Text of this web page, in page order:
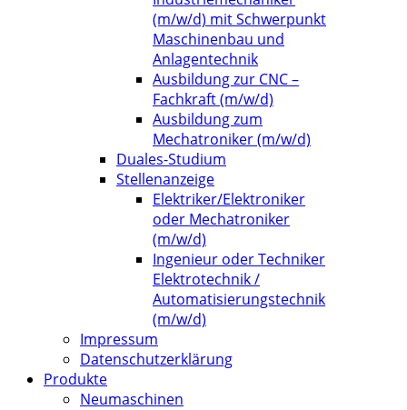
(m/w/d) mit Schwerpunkt
Maschinenbau und
Anlagentechnik
Ausbildung zur CNC –
Fachkraft (m/w/d)
Ausbildung zum
Mechatroniker (m/w/d)
Duales-Studium
Stellenanzeige
Elektriker/Elektroniker
oder Mechatroniker
(m/w/d)
Ingenieur oder Techniker
Elektrotechnik /
Automatisierungstechnik
(m/w/d)
Impressum
Datenschutzerklärung
Produkte
Neumaschinen